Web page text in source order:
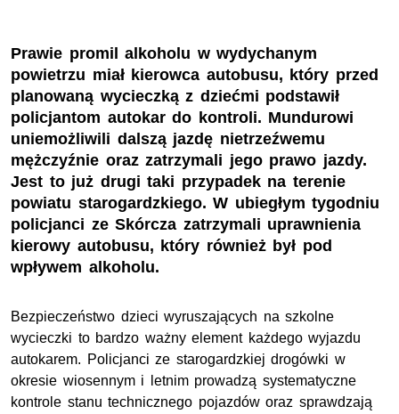
Prawie promil alkoholu w wydychanym
powietrzu miał kierowca autobusu, który przed
planowaną wycieczką z dziećmi podstawił
policjantom autokar do kontroli. Mundurowi
uniemożliwili dalszą jazdę nietrzeźwemu
mężczyźnie oraz zatrzymali jego prawo jazdy.
Jest to już drugi taki przypadek na terenie
powiatu starogardzkiego. W ubiegłym tygodniu
policjanci ze Skórcza zatrzymali uprawnienia
kierowy autobusu, który również był pod
wpływem alkoholu.
Bezpieczeństwo dzieci wyruszających na szkolne
wycieczki to bardzo ważny element każdego wyjazdu
autokarem. Policjanci ze starogardzkiej drogówki w
okresie wiosennym i letnim prowadzą systematyczne
kontrole stanu technicznego pojazdów oraz sprawdzają